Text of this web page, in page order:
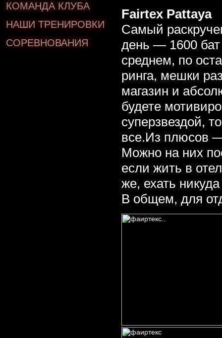
КОМАНДА КЛУБА
НАШИ ТРЕНИРОВКИ
СОРЕВНОВАНИЯ
Fairtex Pattaya
Самый
день — 1600 бат
среднем, по
ринга, мешки
магазин и
будете
суперзвездой,
все.Из плюсов
Можно на них
если жить в
же, ехать
В общем, для